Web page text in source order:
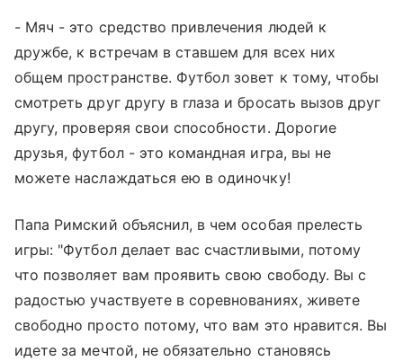
- Мяч - это средство привлечения людей к
дружбе, к встречам в ставшем для всех них
общем пространстве. Футбол зовет к тому, чтобы
смотреть друг другу в глаза и бросать вызов друг
другу, проверяя свои способности. Дорогие
друзья, футбол - это командная игра, вы не
можете наслаждаться ею в одиночку!
Папа Римский объяснил, в чем особая прелесть
игры: "Футбол делает вас счастливыми, потому
что позволяет вам проявить свою свободу. Вы с
радостью участвуете в соревнованиях, живете
свободно просто потому, что вам это нравится. Вы
идете за мечтой, не обязательно становясь